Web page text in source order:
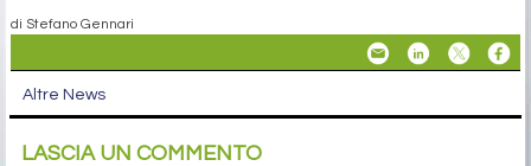
di Stefano Gennari
Altre News
LASCIA UN COMMENTO